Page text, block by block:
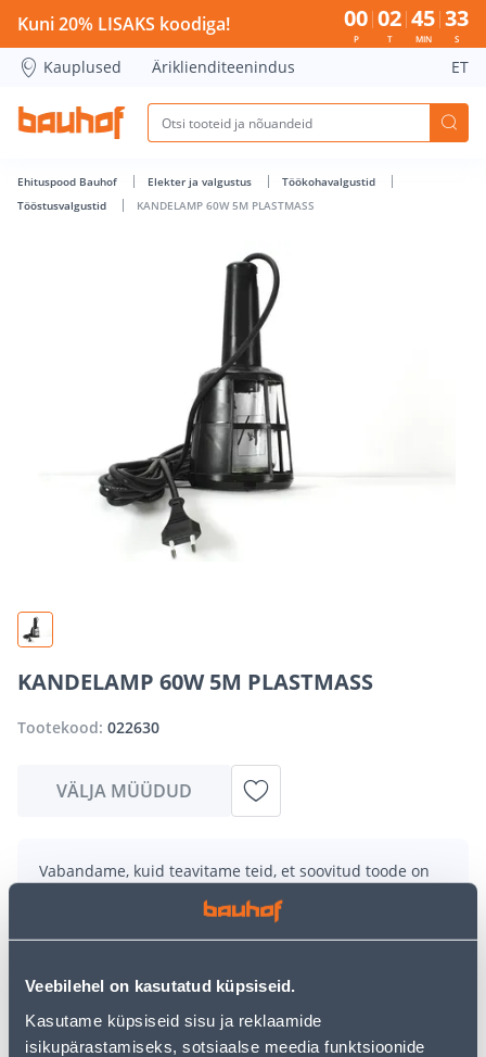
Veebilehel on kasutatud küpsiseid.
Kasutame küpsiseid sisu ja reklaamide
isikupärastamiseks, sotsiaalse meedia funktsioonide
KANDELAMP 60W 5M PLASTMASS - Bauhof has loaded
Kuni 20% LISAKS koodiga! 00
P
02
T
45
MIN
33
S
Kauplused Äriklienditeenindus ET
Ehituspood Bauhof Elekter ja valgustus
Töökohavalgustid
Tööstusvalgustid
KANDELAMP 60W 5M PLASTMASS
KANDELAMP 60W 5M PLASTMASS
Tootekood: 022630
VÄLJA MÜÜDUD
Vabandame, kuid teavitame teid, et soovitud toode on
pakume suurepäraseid alternatiive samast
tootekategooriast, mis võivad teile sama palju rõõmu
Teie ostlemisrõõm ei pea aga siin lõppema - oma
uurimistööd saate jätkata, naastes
kasutades meie võimsat otsingufunktsiooni, et leida
veelgi meelepärasemad valikuid. Head ostlemist!